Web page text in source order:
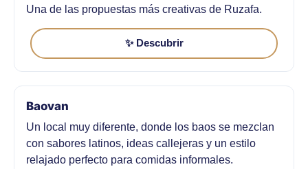
Una de las propuestas más creativas de Ruzafa.
✨ Descubrir
Baovan
Un local muy diferente, donde los baos se mezclan
con sabores latinos, ideas callejeras y un estilo
relajado perfecto para comidas informales.